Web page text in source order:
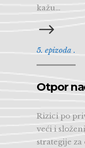
kažu…
5. epizoda .
Otpor
Rizici po
veći i
strategije